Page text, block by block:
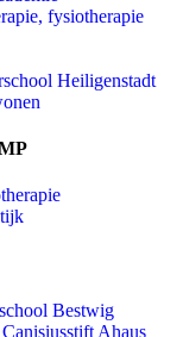
fysiotherapie
Heiligenstadt
Bestwig
Ahaus